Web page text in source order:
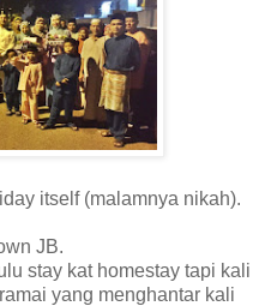
itself (malamnya nikah).
JB.
stay kat homestay tapi kali
yang menghantar kali